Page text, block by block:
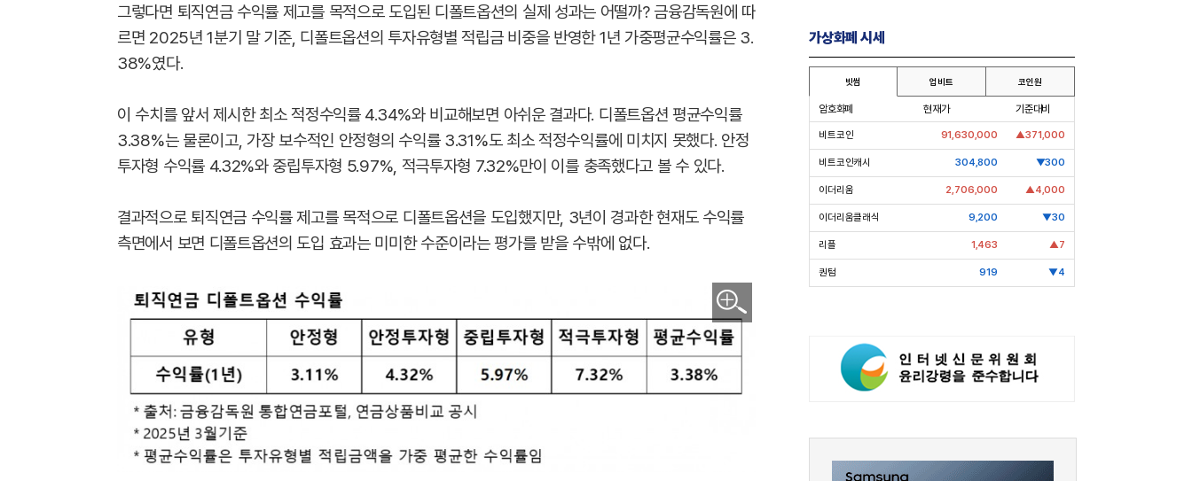
그렇다면 퇴직연금 수익률 제고를 목적으로 도입된 디폴트옵션의 실제 성과는 어떨까? 금융감독원에 따
르면 2025년 1분기 말 기준, 디폴트옵션의 투자유형별 적립금 비중을 반영한 1년 가중평균수익률은 3.
38%였다.
이 수치를 앞서 제시한 최소 적정수익률 4.34%와 비교해보면 아쉬운 결과다. 디폴트옵션 평균수익률
3.38%는 물론이고, 가장 보수적인 안정형의 수익률 3.31%도 최소 적정수익률에 미치지 못했다. 안정
투자형 수익률 4.32%와 중립투자형 5.97%, 적극투자형 7.32%만이 이를 충족했다고 볼 수 있다.
결과적으로 퇴직연금 수익률 제고를 목적으로 디폴트옵션을 도입했지만, 3년이 경과한 현재도 수익률
측면에서 보면 디폴트옵션의 도입 효과는 미미한 수준이라는 평가를 받을 수밖에 없다.
이미지 확대보기
가상화폐 시세
빗썸 업비트 코인원
암호화폐 현재가 기준대비
비트코인 91,630,000 ▲371,000
비트코인캐시 304,800 ▼300
이더리움 2,706,000 ▲4,000
이더리움클래식 9,200 ▼30
리플 1,463 ▲7
퀀텀 919 ▼4